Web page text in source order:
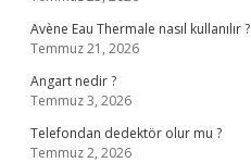
Avène Eau Thermale nasıl kullanılır ?
Temmuz 21, 2026
Angart nedir ?
Temmuz 3, 2026
Telefondan dedektör olur mu ?
Temmuz 2, 2026